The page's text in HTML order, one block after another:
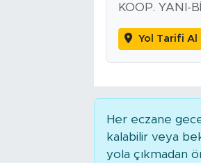
KOOP. YANI-
Yol Tarifi Al
Her eczane
kalabilir veya
yola çıkmadan